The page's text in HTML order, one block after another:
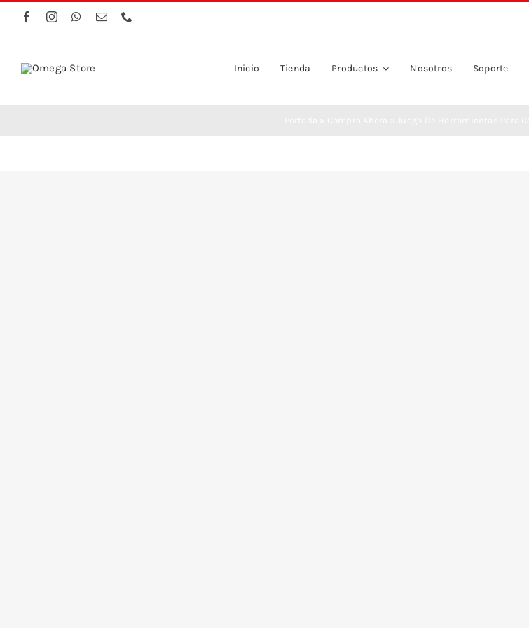
Saltar
Inicio Tienda Productos Nosotros Soporte